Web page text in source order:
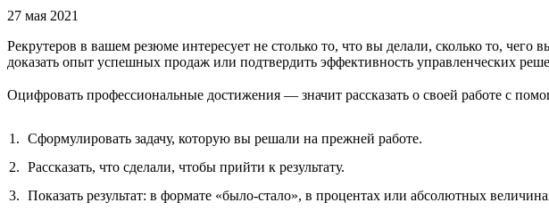
27 мая 2021
Рекрутеров в вашем резюме интересует не столько то, что вы делали, сколько то,
доказать опыт успешных продаж или подтвердить эффективность управленческих
Оцифровать профессиональные достижения — значит рассказать о своей работе с
Сформулировать задачу, которую вы решали на прежней работе.
Рассказать, что сделали, чтобы прийти к результату.
Показать результат: в формате «было-стало», в процентах или абсолютных